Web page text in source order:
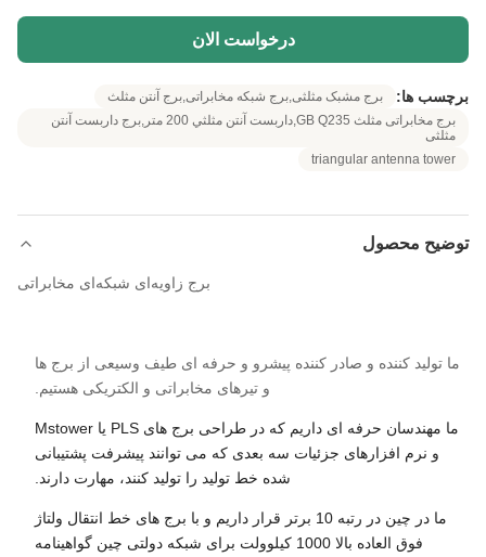
درخواست الان
برچسب ها:
برج مشبک مثلثی,برج شبکه مخابراتی,برج آنتن مثلث
برج مخابراتی مثلث GB Q235,داربست آنتن مثلثي 200 متر,برج داربست آنتن
مثلثی
triangular antenna tower
توضیح محصول
برج زاویه‌ای شبکه‌ای مخابراتی
ما تولید کننده و صادر کننده پیشرو و حرفه ای طیف وسیعی از برج ها
و تیرهای مخابراتی و الکتریکی هستیم.
ما مهندسان حرفه ای داریم که در طراحی برج های PLS یا Mstower
و نرم افزارهای جزئیات سه بعدی که می توانند پیشرفت پشتیبانی
شده خط تولید را تولید کنند، مهارت دارند.
ما در چین در رتبه 10 برتر قرار داریم و با برج های خط انتقال ولتاژ
فوق العاده بالا 1000 کیلوولت برای شبکه دولتی چین گواهینامه